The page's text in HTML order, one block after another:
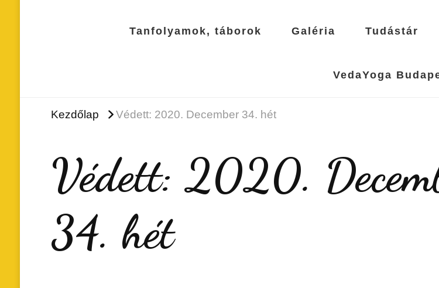
Tanfolyamok, táborok Galéria Tudástár
VedaYoga
Kezdőlap Védett: 2020. December 34. hét
Védett: 2020.
34. hét